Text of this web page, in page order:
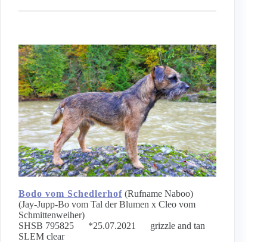
Bodo vom Schedlerhof (Rufname Naboo)
(Jay-Jupp-Bo vom Tal der Blumen x Cleo vom
Schmittenweiher)
SHSB 795825 *25.07.2021 grizzle and tan
SLEM clear